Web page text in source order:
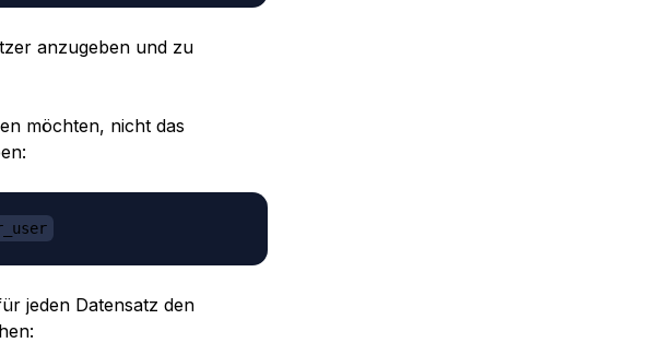
anzugeben und zu
möchten, nicht das
jeden Datensatz den